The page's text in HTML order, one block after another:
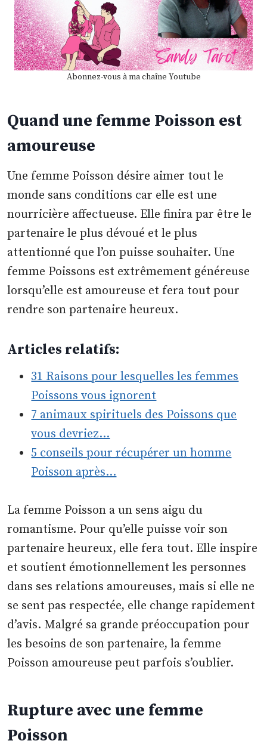
Abonnez-vous à ma chaîne Youtube
Quand une femme Poisson est
amoureuse
Une femme Poisson désire aimer tout le
monde sans conditions car elle est une
nourricière affectueuse. Elle finira par être le
partenaire le plus dévoué et le plus
attentionné que l’on puisse souhaiter. Une
femme Poissons est extrêmement généreuse
lorsqu’elle est amoureuse et fera tout pour
rendre son partenaire heureux.
Articles relatifs:
31 Raisons pour lesquelles les femmes
Poissons vous ignorent
7 animaux spirituels des Poissons que
vous devriez…
5 conseils pour récupérer un homme
Poisson après…
La femme Poisson a un sens aigu du
romantisme. Pour qu’elle puisse voir son
partenaire heureux, elle fera tout. Elle inspire
et soutient émotionnellement les personnes
dans ses relations amoureuses, mais si elle ne
se sent pas respectée, elle change rapidement
d’avis. Malgré sa grande préoccupation pour
les besoins de son partenaire, la femme
Poisson amoureuse peut parfois s’oublier.
Rupture avec une femme
Poisson